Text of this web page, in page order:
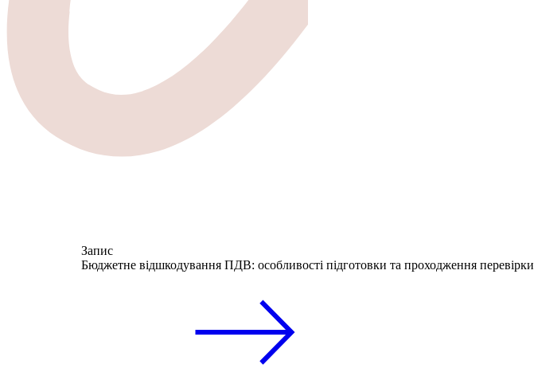
Запис
Бюджетне відшкодування ПДВ: особливості підготовки та проходження перевірки